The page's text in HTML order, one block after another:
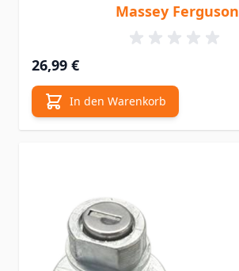
Massey Ferguson
26,99 €
In den Warenkorb